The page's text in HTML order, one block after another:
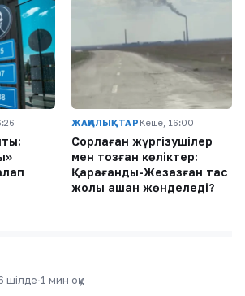
ЖАҢАЛЫҚТАР Кеше, 16:00
Сорлаған жүргізушілер
мен тозған көліктер:
Қарағанды-Жезқазған тас
жолы қашан жөнделеді?
шілде·1 мин оқу